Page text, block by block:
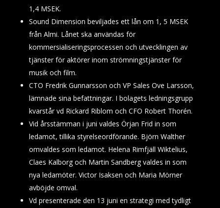
1,4 MSEK.
Sound Dimension beviljades ett lån om 1, 5 MSEK
från Almi. Lånet ska användas för
kommersialiseringsprocessen och utvecklingen av
tjänster för aktörer inom strömningstjänster för
musik och film.
CTO Fredrik Gunnarsson och VP Sales Ove Larsson,
lämnade sina befattningar. I bolagets ledningsgrupp
kvarstår vd Rickard Riblom och CFO Robert Thorén.
Vid årsstämman i juni valdes Örjan Frid in som
ledamot, tillika styrelseordförande. Björn Walther
omvaldes som ledamot. Helena Rimfjäll Wiktelius,
Claes Kalborg och Martin Sandberg valdes in som
nya ledamöter. Victor Isaksen och Maria Mörner
avböjde omval.
Vd presenterade den 13 juni en strategi med tydligt